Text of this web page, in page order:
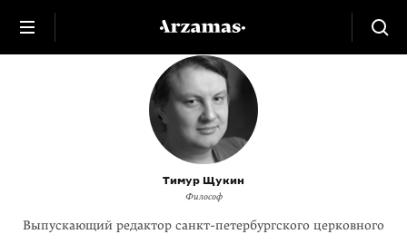
Тимур Щукин
Философ
Выпускающий редактор санкт-петербургского церковного